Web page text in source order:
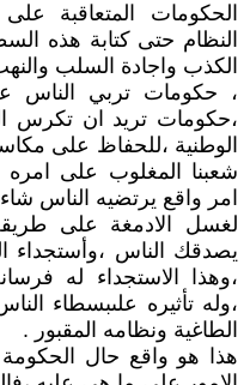
الحكومات المتعاقبة
النظام حتى كتابة هذه
الكذب واجادة السلب
، حكومات تربي الناس
،حكومات تريد ان تكرس
الوطنية ،للحفاظ على
شعبنا المغلوب على امره
امر واقع يرتضيه الناس
لغسل الادمغة على
يصدقك الناس ،وأستجداء
،وهذا الاستجداء له
،وله تأثيره علىبسطاء
الطاغية ونظامه المقبور .
هذا هو واقع حال الحكومة